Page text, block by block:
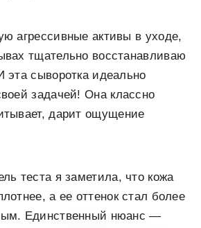
агрессивные активы в уходе,
тщательно восстанавливаю
эта сыворотка идеально
задачей! Она классно
дарит ощущение
теста я заметила, что кожа
а ее оттенок стал более
Единственный нюанс —